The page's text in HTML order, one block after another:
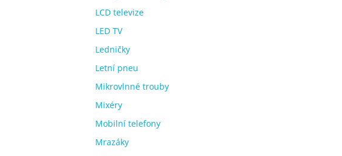
LCD televize
LED TV
Ledničky
Letní pneu
Mikrovlnné trouby
Mixéry
Mobilní telefony
Mrazáky